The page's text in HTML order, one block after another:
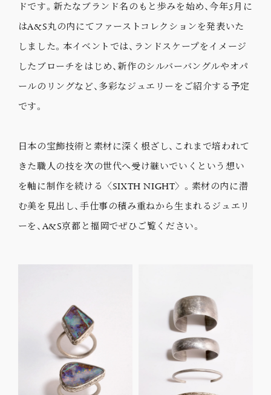
ドです。新たなブランド名のもと歩みを始め、今年5月に
はA&S丸の内にてファーストコレクションを発表いた
しました。本イベントでは、ランドスケープをイメージ
したブローチをはじめ、新作のシルバーバングルやオパ
ールのリングなど、多彩なジュエリーをご紹介する予定
です。
日本の宝飾技術と素材に深く根ざし、これまで培われて
きた職人の技を次の世代へ受け継いでいくという想い
を軸に制作を続ける〈SIXTH NIGHT〉。素材の内に潜
む美を見出し、手仕事の積み重ねから生まれるジュエリ
ーを、A&S京都と福岡でぜひご覧ください。